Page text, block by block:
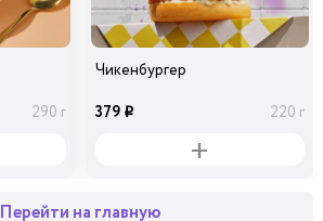
290 г
Чикенбургер
379 i 220 г
Перейти на главную